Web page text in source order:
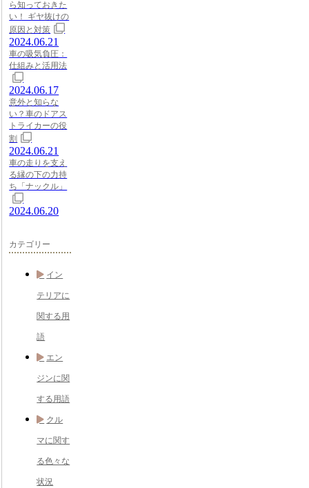
ら知っておきた
い！ ギヤ抜けの
原因と対策
2024.06.21
車の吸気負圧：
仕組みと活用法
2024.06.17
意外と知らな
い？車のドアス
トライカーの役
割
2024.06.21
車の走りを支え
る縁の下の力持
ち「ナックル」
2024.06.20
カテゴリー
イン
テリアに
関する用
語
エン
ジンに関
する用語
クル
マに関す
る色々な
状況